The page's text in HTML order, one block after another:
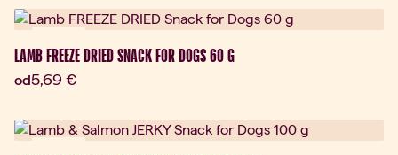
LAMB FREEZE DRIED SNACK FOR DOGS 60 G
odAktuálna cena:
5,69 €